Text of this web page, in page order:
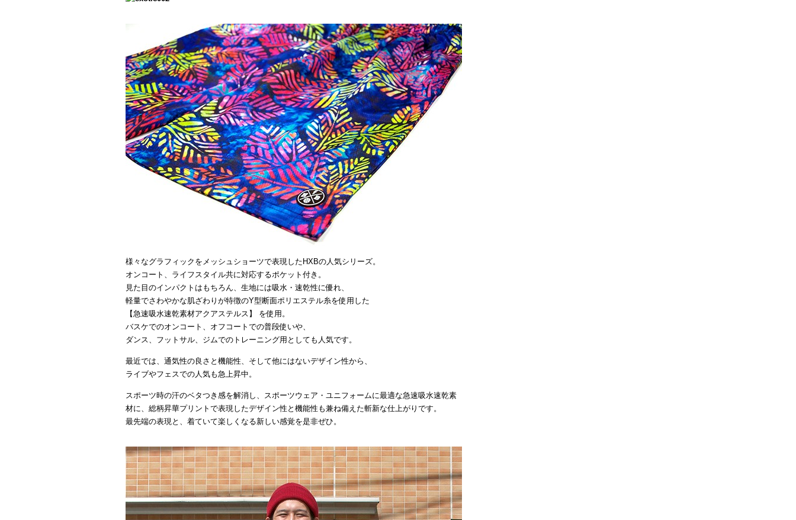
様々なグラフィックをメッシュショーツで表現したHXBの人気シリーズ。
オンコート、ライフスタイル共に対応するポケット付き。
見た目のインパクトはもちろん、生地には吸水・速乾性に優れ、
軽量でさわやかな肌ざわりが特徴のY型断面ポリエステル糸を使用した
【急速吸水速乾素材アクアステルス】 を使用。
バスケでのオンコート、オフコートでの普段使いや、
ダンス、フットサル、ジムでのトレーニング用としても人気です。
最近では、通気性の良さと機能性、そして他にはないデザイン性から、
ライブやフェスでの人気も急上昇中。
スポーツ時の汗のベタつき感を解消し、スポーツウェア・ユニフォームに最適な急速吸水速乾素
材に、総柄昇華プリントで表現したデザイン性と機能性も兼ね備えた斬新な仕上がりです。
最先端の表現と、着ていて楽しくなる新しい感覚を是非ぜひ。